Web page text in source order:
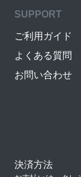
SUPPORT
ご利用ガイド
よくある質問
お問い合わせ
決済方法